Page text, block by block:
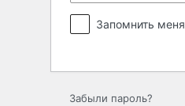
Запомнить меня
Забыли пароль?